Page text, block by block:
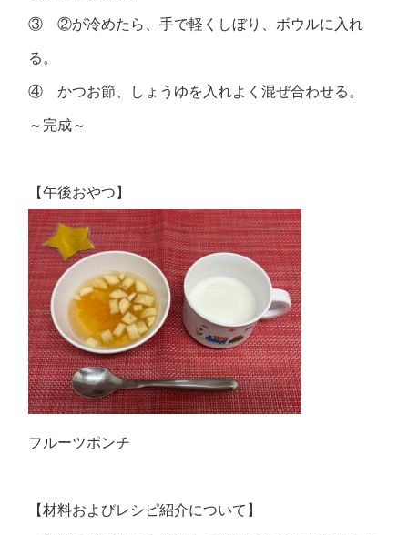
③ ②が冷めたら、手で軽くしぼり、ボウルに入れ
る。
④ かつお節、しょうゆを入れよく混ぜ合わせる。
～完成～
【午後おやつ】
フルーツポンチ
【材料およびレシピ紹介について】